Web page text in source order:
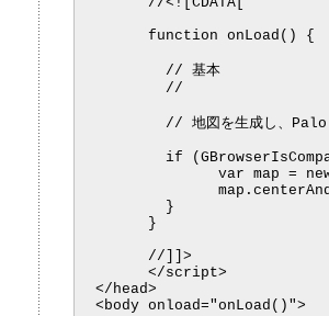
  </head>
  <body onload="onLoad()">